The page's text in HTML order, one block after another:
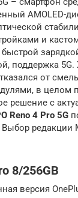
AMOLED-
и
поддержка 5G.
от
в целом
решение с
Reno 4 Pro 5G
Выбор редакции
8/256GB
версия